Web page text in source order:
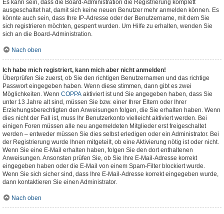
Es kann sein, dass die Board-Administration die Registrierung komplett
ausgeschaltet hat, damit sich keine neuen Benutzer mehr anmelden können. Es
könnte auch sein, dass Ihre IP-Adresse oder der Benutzername, mit dem Sie
sich registrieren möchten, gesperrt wurden. Um Hilfe zu erhalten, wenden Sie
sich an die Board-Administration.
Nach oben
Ich habe mich registriert, kann mich aber nicht anmelden!
Überprüfen Sie zuerst, ob Sie den richtigen Benutzernamen und das richtige
Passwort eingegeben haben. Wenn diese stimmen, dann gibt es zwei
Möglichkeiten. Wenn COPPA aktiviert ist und Sie angegeben haben, dass Sie
unter 13 Jahre alt sind, müssen Sie bzw. einer Ihrer Eltern oder Ihrer
Erziehungsberechtigten den Anweisungen folgen, die Sie erhalten haben. Wenn
dies nicht der Fall ist, muss Ihr Benutzerkonto vielleicht aktiviert werden. Bei
einigen Foren müssen alle neu angemeldeten Mitglieder erst freigeschaltet
werden – entweder müssen Sie dies selbst erledigen oder ein Administrator. Bei
der Registrierung wurde Ihnen mitgeteilt, ob eine Aktivierung nötig ist oder nicht.
Wenn Sie eine E-Mail erhalten haben, folgen Sie den dort enthaltenen
Anweisungen. Ansonsten prüfen Sie, ob Sie Ihre E-Mail-Adresse korrekt
eingegeben haben oder die E-Mail von einem Spam-Filter blockiert wurde.
Wenn Sie sich sicher sind, dass Ihre E-Mail-Adresse korrekt eingegeben wurde,
dann kontaktieren Sie einen Administrator.
Nach oben